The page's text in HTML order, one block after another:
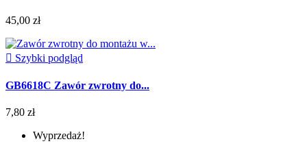
45,00 zł
 Szybki podgląd
GB6618C Zawór zwrotny do...
7,80 zł
Wyprzedaż!